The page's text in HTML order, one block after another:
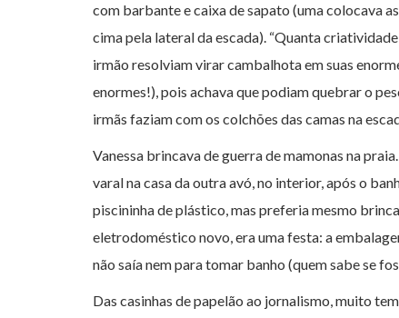
com barbante e caixa de sapato (uma colocava
cima pela lateral da escada). “Quanta
irmão resolviam virar cambalhota em suas
enormes!), pois achava que podiam quebrar o
irmãs faziam com os colchões das camas na
Vanessa brincava de guerra de mamonas na
varal na casa da outra avó, no interior, após o
piscininha de plástico, mas preferia mesmo
eletrodoméstico novo, era uma festa: a
não saía nem para tomar banho (quem sabe se
Das casinhas de papelão ao jornalismo, muito